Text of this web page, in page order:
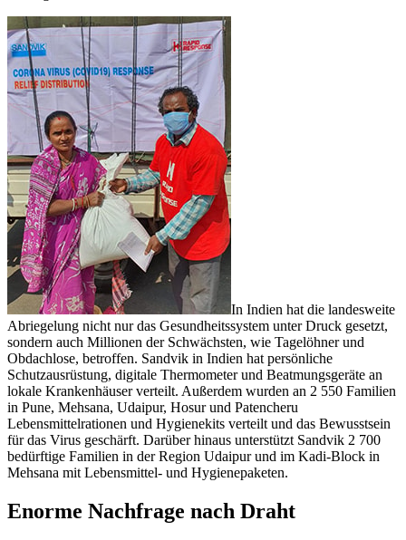
In Indien hat die landesweite
Abriegelung nicht nur das Gesundheitssystem unter Druck gesetzt,
sondern auch Millionen der Schwächsten, wie Tagelöhner und
Obdachlose, betroffen. Sandvik in Indien hat persönliche
Schutzausrüstung, digitale Thermometer und Beatmungsgeräte an
lokale Krankenhäuser verteilt. Außerdem wurden an 2 550 Familien
in Pune, Mehsana, Udaipur, Hosur und Patencheru
Lebensmittelrationen und Hygienekits verteilt und das Bewusstsein
für das Virus geschärft. Darüber hinaus unterstützt Sandvik 2 700
bedürftige Familien in der Region Udaipur und im Kadi-Block in
Mehsana mit Lebensmittel- und Hygienepaketen.
Enorme Nachfrage nach Draht